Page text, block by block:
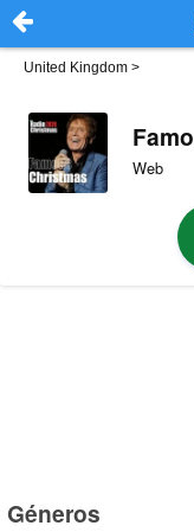
United Kingdom >
Web
Géneros